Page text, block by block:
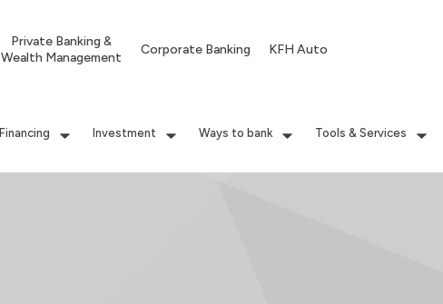
Private Banking &
Wealth Management
Corporate Banking KFH Auto
Financing Investment Ways to bank Tools & Services